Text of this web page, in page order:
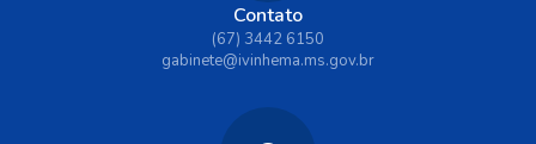
Contato
(67) 3442 6150
gabinete@ivinhema.ms.gov.br